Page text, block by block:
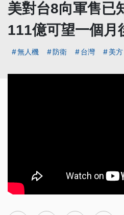
美對台8向軍售已
111億可望一個月
無人機 防衛 台灣 美方